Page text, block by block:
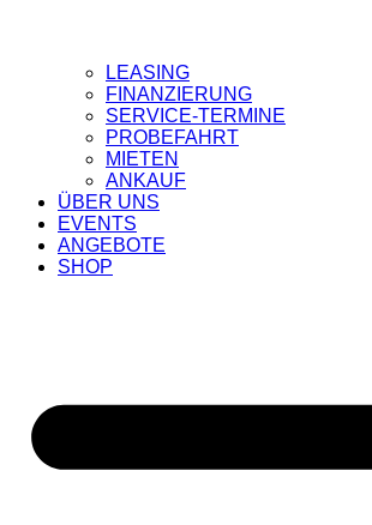
LEASING
FINANZIERUNG
SERVICE-TERMINE
PROBEFAHRT
MIETEN
ANKAUF
ÜBER UNS
EVENTS
ANGEBOTE
SHOP